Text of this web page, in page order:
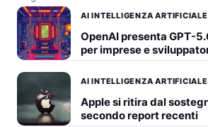
AI INTELLIGENZA ARTIFICIALE
OpenAI presenta GPT-
per imprese e
AI INTELLIGENZA ARTIFICIALE
Apple si ritira dal
secondo report recenti